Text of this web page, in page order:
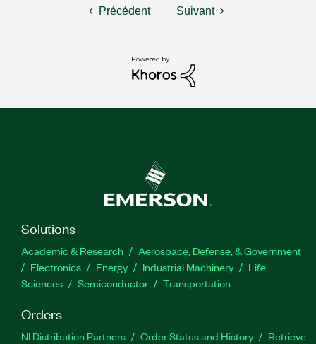
Précédent Suivant
Solutions
Academic & Research
Aerospace, Defense, & Government
Electronics
Energy Industrial Machinery
Life
Sciences
Semiconductor Transportation
Orders
NI Distribution Partners Order Status and History
Retrieve